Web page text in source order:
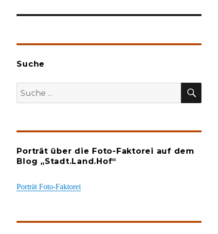
Suche
Suche
nach:
Porträt über die Foto-Faktorei auf dem
Blog „Stadt.Land.Hof“
Porträt Foto-Faktorei